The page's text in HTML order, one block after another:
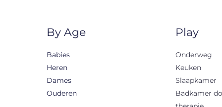
By Age
Babies
Heren
Dames
Ouderen
Play
Onderweg
Keuken
Slaapkamer
Badkamer